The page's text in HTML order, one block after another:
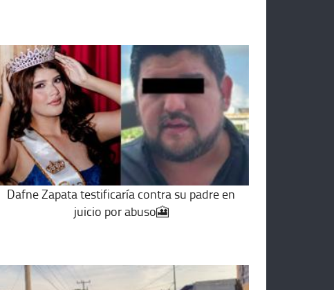
Dafne Zapata testificaría contra su padre en
juicio por abuso🎦